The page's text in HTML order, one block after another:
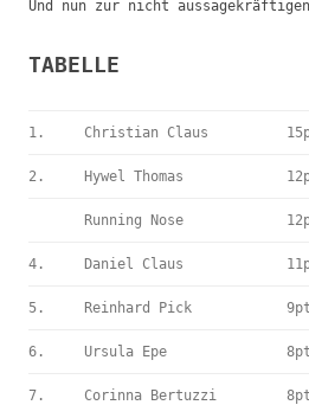
Und nun zur nicht
TABELLE
1. Christian Claus
2. Hywel Thomas
Running Nose
4. Daniel Claus
5. Reinhard Pick
6. Ursula Epe
7. Corinna Bertuzzi